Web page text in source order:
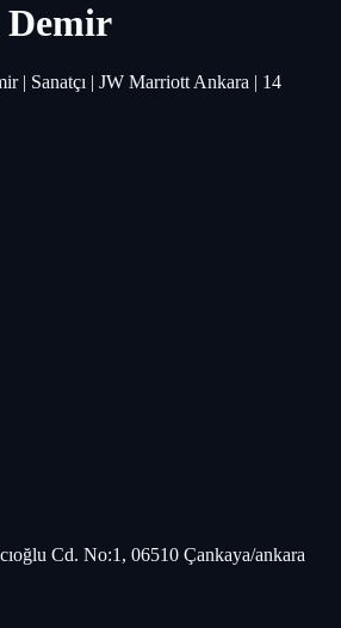
| Sanatçı | JW Marriott Ankara | 14
Cd. No:1, 06510 Çankaya/ankara